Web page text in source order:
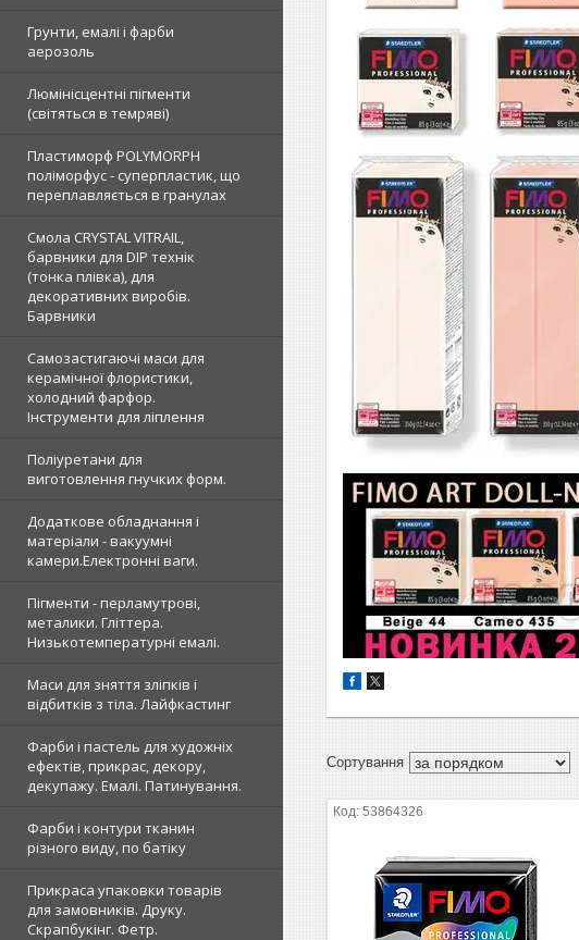
Грунти, емалі і фарби
аерозоль
Люмінісцентні пігменти
(світяться в темряві)
Пластиморф POLYMORPH
поліморфус - суперпластик, що
переплавляється в гранулах
Смола CRYSTAL VITRAIL,
барвники для DIP технік
(тонка плівка), для
декоративних виробів.
Барвники
Самозастигаючі маси для
керамічної флористики,
холодний фарфор.
Інструменти для ліплення
Поліуретани для
виготовлення гнучких форм.
Додаткове обладнання і
матеріали - вакуумні
камери.Електронні ваги.
Пігменти - перламутрові,
металики. Гліттера.
Низькотемпературні емалі.
Маси для зняття зліпків і
відбитків з тіла. Лайфкастинг
Фарби і пастель для художніх
ефектів, прикрас, декору,
декупажу. Емалі. Патинування.
Фарби і контури тканин
різного виду, по батіку
Прикраса упаковки товарів
для замовників. Друку.
Скрапбукінг. Фетр.
53864326